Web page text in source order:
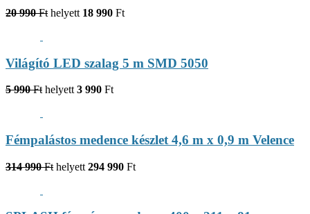
20 990 Ft helyett 18 990 Ft
Világító LED szalag 5 m SMD 5050
5 990 Ft helyett 3 990 Ft
Fémpalástos medence készlet 4,6 m x 0,9 m Velence
314 990 Ft helyett 294 990 Ft